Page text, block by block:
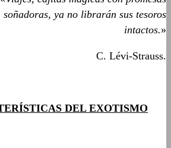
soñadoras, ya no librarán sus tesoros
intactos.»
C. Lévi-Strauss.
DEL EXOTISMO